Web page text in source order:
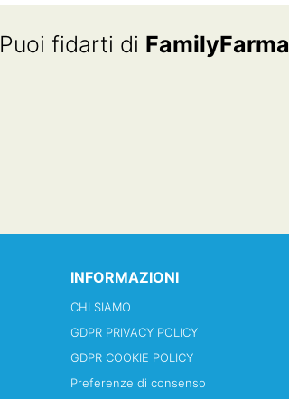
Puoi fidarti di FamilyFarma
INFORMAZIONI
CHI SIAMO
GDPR PRIVACY POLICY
GDPR COOKIE POLICY
Preferenze di consenso